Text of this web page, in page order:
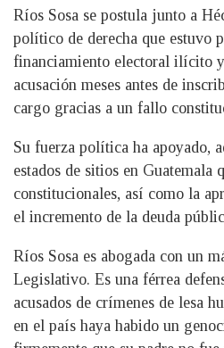
Ríos Sosa se postula junto a
político de derecha que estuvo
financiamiento electoral ilícito
acusación meses antes de
cargo gracias a un fallo
Su fuerza política ha apoyado,
estados de sitios en Guatemala
constitucionales, así como la
el incremento de la deuda
Ríos Sosa es abogada con un
Legislativo. Es una férrea
acusados de crímenes de lesa
en el país haya habido un